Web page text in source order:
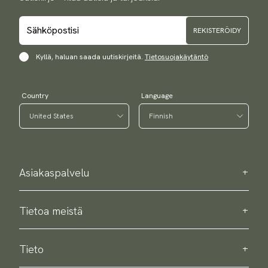
REKISTERÖIDY
Kyllä, haluan saada uutiskirjeitä. Tietosuojakäytäntö
Country Language
Asiakaspalvelu
Ota meihin yhteyttä
Ostotiedot
Tietoa meistä
Tietoja Scottsberry
Kestävä kehitys
Tietosuojakäytäntö
Tieto